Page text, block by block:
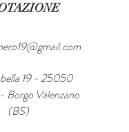
19 - 25050
Borgo Valenzano
(BS)